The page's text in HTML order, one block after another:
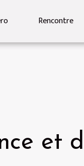
Rencontre
et